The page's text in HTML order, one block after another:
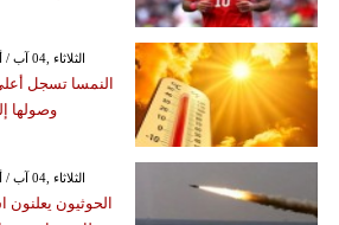
GMT 20:46 2026 الثلاثاء ,04 آب / أغسطس
النمسا تسجل
وصولها إلى 40.8
GMT 16:34 2026 الثلاثاء ,04 آب / أغسطس
الحوثيون